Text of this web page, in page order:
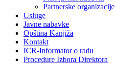
Partnerske organizacije
Usluge
Javne nabavke
Opština Kanjiža
Kontakt
ICR-Informator o radu
Procedure Izbora Direktora